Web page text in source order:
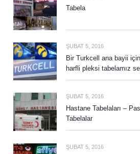
Tabela
ŞUBAT 5, 2016
Bir Turkcell ana bayii
harfli pleksi tabelamız
ŞUBAT 5, 2016
Hastane Tabelaları –
Tabelalar
ŞUBAT 5, 2016